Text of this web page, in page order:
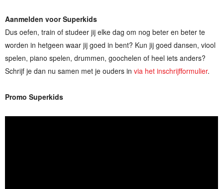
Aanmelden voor Superkids
Dus oefen, train of studeer jij elke dag om nog beter en beter te
worden in hetgeen waar jij goed in bent? Kun jij goed dansen, viool
spelen, piano spelen, drummen, goochelen of heel iets anders?
Schrijf je dan nu samen met je ouders in via het inschrijfformulier.
Promo Superkids